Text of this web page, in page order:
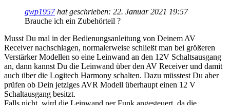
gwp1957hat geschrieben: 22. Januar 2021 19:57
Brauche ich ein Zubehörteil ?
Musst Du mal in der Bedienungsanleitung von Deinem AV
Receiver nachschlagen, normalerweise schließt man bei größeren
Verstärker Modellen so eine Leinwand an den 12V Schaltsausgang
an, dann kannst Du die Leinwand über den AV Receiver und damit
auch über die Logitech Harmony schalten. Dazu müsstest Du aber
prüfen ob Dein jetziges AVR Modell überhaupt einen 12 V
Schaltausgang besitzt.